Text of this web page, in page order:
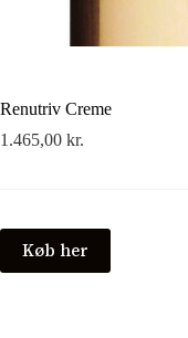
Renutriv Creme
1.465,00 kr.
Køb her